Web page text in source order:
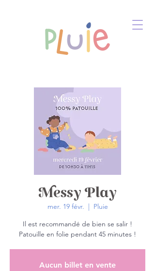
Messy Play
mer. 19 févr.
  |
Pluie
Il est recommandé de bien se salir !
Patouille en folie pendant 45 minutes !
Aucun billet en vente